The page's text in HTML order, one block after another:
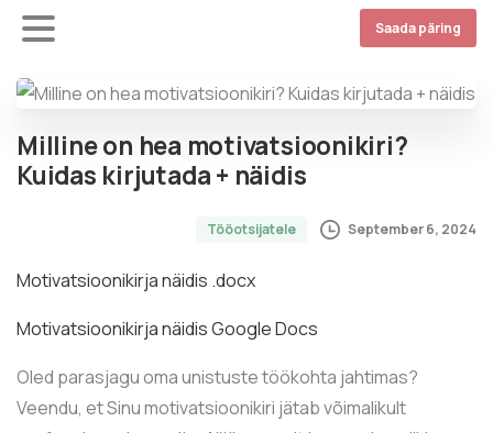
Saada päring
Milline on hea motivatsioonikiri?
Kuidas kirjutada + näidis
Tööotsijatele September 6, 2024
Motivatsioonikirja näidis .docx
Motivatsioonikirja näidis Google Docs
Oled parasjagu oma unistuste töökohta jahtimas?
Veendu, et Sinu motivatsioonikiri jätab võimalikult